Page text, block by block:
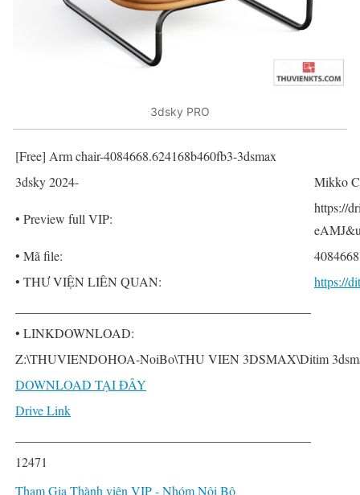
3dsky PRO
[Free] Arm chair-4084668.624168b460fb3-3dsmax
3dsky 2024-
Mikko
• Preview full VIP:
https://
• Mã file:
• THƯ VIỆN LIÊN QUAN:
https://
• LINKDOWNLOAD:
Z:\THUVIENDOHOA-NoiBo\THU VIEN 3DSMAX\Ditim
DOWNLOAD TẠI ĐÂY
Drive Link
12471
Tham Gia Thành viên VIP - Nhóm Nội Bộ